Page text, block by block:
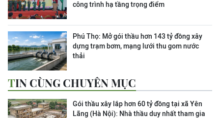
công trình hạ tầng trọng điểm
Phú Thọ: Mở gói thầu hơn 143 tỷ đồng xây
dựng trạm bơm, mạng lưới thu gom nước
thải
TIN CÙNG CHUYÊN MỤC
Gói thầu xây lắp hơn 60 tỷ đồng tại xã Yên
Lãng (Hà Nội): Nhà thầu duy nhất tham gia